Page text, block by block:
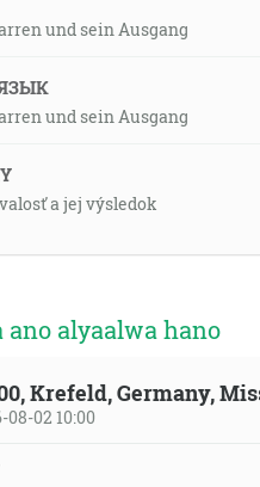
und sein Ausgang
und sein Ausgang
a jej výsledok
alyaalwa hano
Krefeld, Germany,
02 10:00